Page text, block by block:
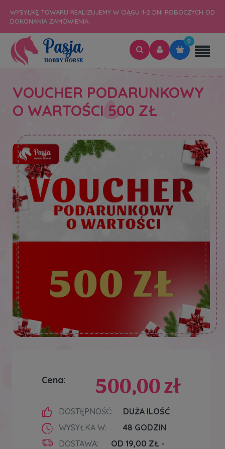
WYSYŁKĘ TOWARU REALIZUJEMY W CIĄGU 1-2 DNI ROBOCZYCH OD
DOKONANIA ZAMÓWIENIA.
VOUCHER PODARUNKOWY
O WARTOŚCI 500 ZŁ
Cena: 500,00 zł
DOSTĘPNOŚĆ:
DUŻA ILOŚĆ
WYSYŁKA W:
48 GODZIN
DOSTAWA:
OD 19,00 ZŁ -